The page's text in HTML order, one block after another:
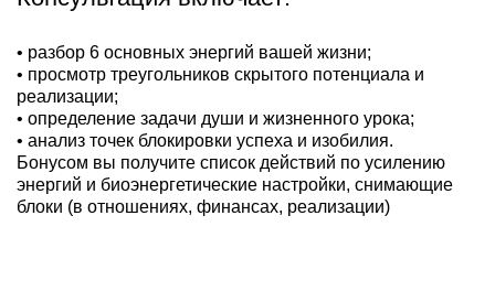
• разбор 6 основных энергий вашей жизни;
• просмотр треугольников скрытого потенциала и
реализации;
• определение задачи души и жизненного урока;
• анализ точек блокировки успеха и изобилия.
Бонусом вы получите список действий по усилению
энергий и биоэнергетические настройки, снимающие
блоки (в отношениях, финансах, реализации)